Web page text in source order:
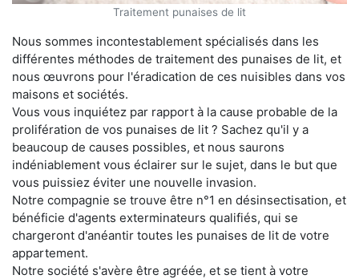
Traitement punaises de lit
Nous sommes incontestablement spécialisés dans les
différentes méthodes de traitement des punaises de lit, et
nous œuvrons pour l'éradication de ces nuisibles dans vos
maisons et sociétés.
Vous vous inquiétez par rapport à la cause probable de la
prolifération de vos punaises de lit ? Sachez qu'il y a
beaucoup de causes possibles, et nous saurons
indéniablement vous éclairer sur le sujet, dans le but que
vous puissiez éviter une nouvelle invasion.
Notre compagnie se trouve être n°1 en désinsectisation, et
bénéficie d'agents exterminateurs qualifiés, qui se
chargeront d'anéantir toutes les punaises de lit de votre
appartement.
Notre société s'avère être agréée, et se tient à votre